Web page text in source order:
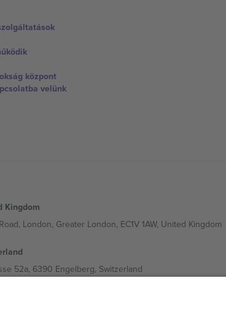
központ
velünk
Kingdom
London, Greater London, EC1V 1AW, United Kingdom
52a, 6390 Engelberg, Switzerland